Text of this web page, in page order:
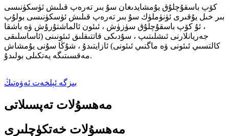
كۆپ باسقۇچلۇق يۇمشايدىغان سۇ بىر تەرەپ قىلىش ئۈسكۈنىسى
بىر خىل يۇقىرى ئۈنۈملۈك سۇ بىر تەرەپ قىلىش ئۈسكۈنىسى بولۇپ
، ئۇ كۆپ باسقۇچلۇق سۈزۈش ، ئىئون ئالماشتۇرۇش ۋە باشقا
جەريانلارنى ئىشلىتىپ ، سۇدىكى قاتتىقلىق ئىئونىنى (ئاساسلىقى
كالتسىي ئىئونى ۋە ماگنىي ئىئونى) ئازايتىدۇ ، شۇڭا سۇنى يۇمشاش
مەقسىتىگە يەتكىلى بولىدۇ.
بىزگە ئېلخەت ئەۋەتىڭ
مەھسۇلات تەپسىلاتى
مەھسۇلات خەتكۈچلىرى